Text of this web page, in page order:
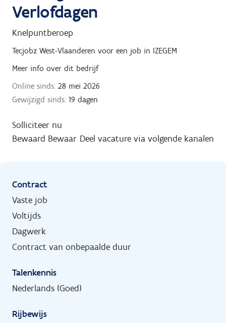
Verlofdagen
Knelpuntberoep
Tecjobz West-Vlaanderen voor een job in IZEGEM
Meer info over dit bedrijf
Online sinds: 28 mei 2026
Gewijzigd sinds: 19 dagen
Solliciteer nu
Bewaard Bewaar Deel vacature via volgende kanalen
Contract
Vaste job
Voltijds
Dagwerk
Contract van onbepaalde duur
Talenkennis
Nederlands (Goed)
Rijbewijs